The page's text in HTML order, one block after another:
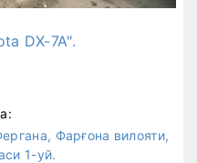
DX-7A".
Фарғона вилояти,
1-уй.